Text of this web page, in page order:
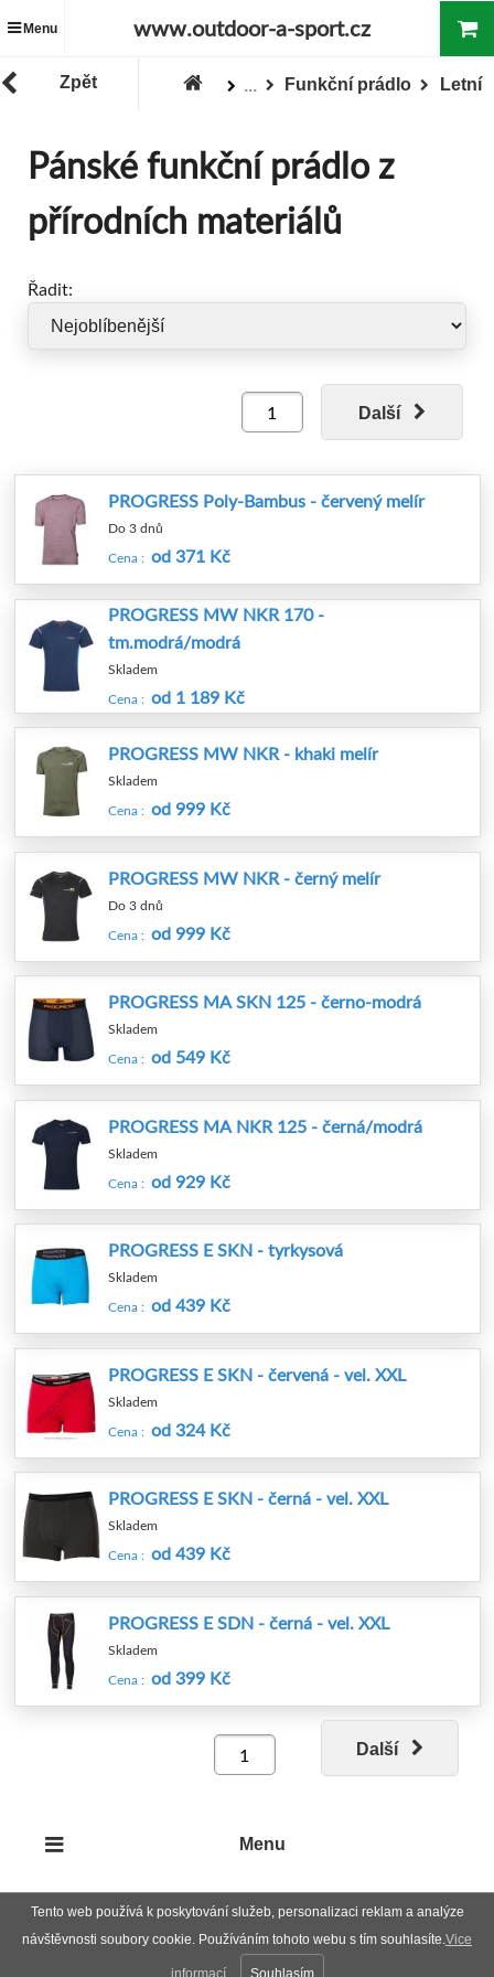
Tento web používá k poskytování služeb, personalizaci reklam a analýze
návštěvnosti soubory cookie. Používáním tohoto webu s tím souhlasíte.Vice
informací Souhlasím
Menu www.outdoor-a-sport.cz
Zpět ... Letní
Funkční prádlo
Pánské funkční prádlo z
přírodních materiálů
Řadit:
Další
PROGRESS Poly-Bambus - červený melír
Do 3 dnů
Cena : od 371 Kč
PROGRESS MW NKR 170 -
tm.modrá/modrá
Skladem
Cena : od 1 189 Kč
PROGRESS MW NKR - khaki melír
Skladem
Cena : od 999 Kč
PROGRESS MW NKR - černý melír
Do 3 dnů
Cena : od 999 Kč
PROGRESS MA SKN 125 - černo-modrá
Skladem
Cena : od 549 Kč
PROGRESS MA NKR 125 - černá/modrá
Skladem
Cena : od 929 Kč
PROGRESS E SKN - tyrkysová
Skladem
Cena : od 439 Kč
PROGRESS E SKN - červená - vel. XXL
Skladem
Cena : od 324 Kč
PROGRESS E SKN - černá - vel. XXL
Skladem
Cena : od 439 Kč
PROGRESS E SDN - černá - vel. XXL
Skladem
Cena : od 399 Kč
Další
Menu